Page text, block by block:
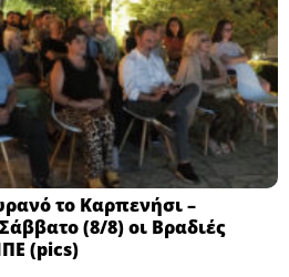
το Καρπενήσι –
(8/8) οι Βραδιές
(pics)